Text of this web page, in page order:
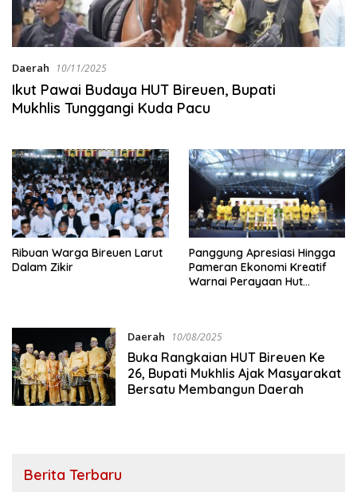
Daerah 10/11/2025
Ikut Pawai Budaya HUT Bireuen, Bupati
Mukhlis Tunggangi Kuda Pacu
Ribuan Warga Bireuen Larut
Dalam Zikir
Panggung Apresiasi Hingga
Pameran Ekonomi Kreatif
Warnai Perayaan Hut
Daerah 10/08/2025
Buka Rangkaian HUT Bireuen Ke
26, Bupati Mukhlis Ajak Masyarakat
Bersatu Membangun Daerah
Berita Terbaru